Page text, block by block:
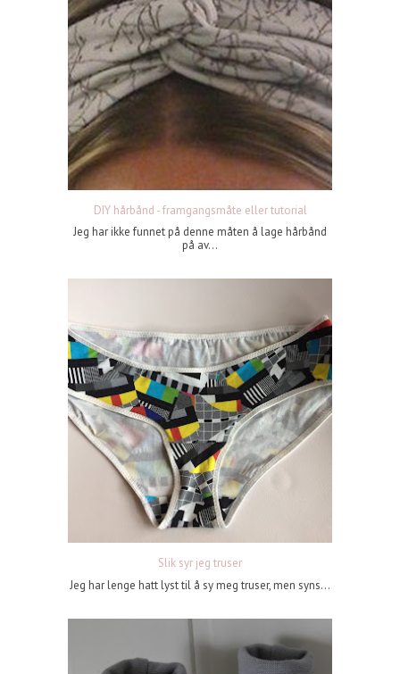
DIY hårbånd - framgangsmåte eller tutorial
Jeg har ikke funnet på denne måten å lage hårbånd
på av...
Slik syr jeg truser
Jeg har lenge hatt lyst til å sy meg truser, men syns...